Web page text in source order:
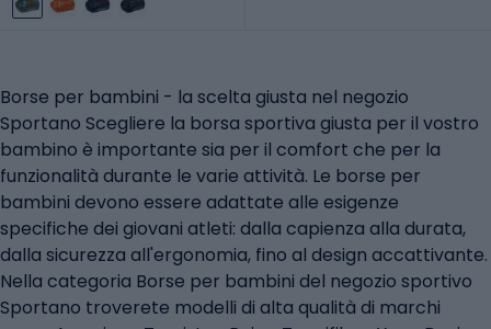
Borse per bambini - la scelta giusta nel negozio
Sportano Scegliere la borsa sportiva giusta per il vostro
bambino è importante sia per il comfort che per la
funzionalità durante le varie attività. Le borse per
bambini devono essere adattate alle esigenze
specifiche dei giovani atleti: dalla capienza alla durata,
dalla sicurezza all'ergonomia, fino al design accattivante.
Nella categoria Borse per bambini del negozio sportivo
Sportano troverete modelli di alta qualità di marchi